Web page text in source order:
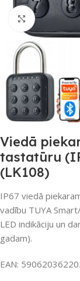
Viedā
tastatūru
(LK108)
IP67 viedā
vadību TUYA
LED indikāciju un
gadam).
EAN: